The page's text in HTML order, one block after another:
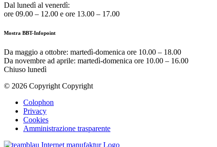
Dal lunedì al venerdì:
ore 09.00 – 12.00 e ore 13.00 – 17.00
Mostra BBT-Infopoint
Da maggio a ottobre: martedì-domenica ore 10.00 – 18.00
Da novembre ad aprile: martedì-domenica ore 10.00 – 16.00
Chiuso lunedì
© 2026 Copyright Copyright
Colophon
Privacy
Cookies
Amministrazione trasparente